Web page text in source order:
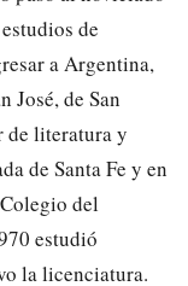
de
a Argentina,
José, de San
de literatura y
de Santa Fe y en
del
estudió
la licenciatura.